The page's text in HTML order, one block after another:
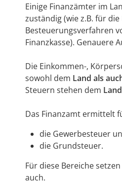
Einige Finanzämter im
zuständig (wie z.B. für
Besteuerungsverfahren
Finanzkasse). Genauere
Die Einkommen-,
sowohl dem Land als
Steuern stehen dem
Das Finanzamt ermittelt
die Gewerbesteuer
die Grundsteuer.
Für diese Bereiche
auch.